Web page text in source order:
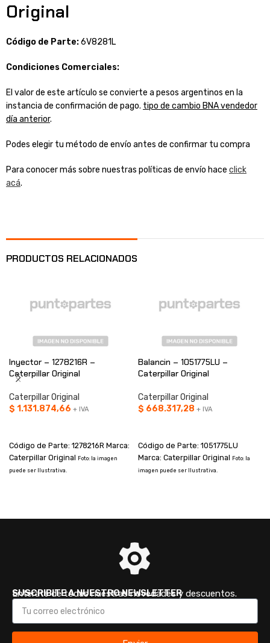
Original
Código de Parte:6V8281L
Condiciones Comerciales:
El valor de este artículo se convierte a pesos argentinos en la
instancia de confirmación de pago. tipo de cambio BNA vendedor
día anterior.
Podes elegir tu método de envío antes de confirmar tu compra
Para conocer más sobre nuestras políticas de envío hace click
acá.
PRODUCTOS RELACIONADOS
Inyector – 1278216R –
Caterpillar Original
Caterpillar Original
$ 1.131.874,66 + IVA
Código de Parte: 1278216R Marca:
Caterpillar Original Foto: la imagen
puede ser Ilustrativa.
Balancin – 1051775LU –
Caterpillar Original
Caterpillar Original
$ 668.317,28 + IVA
Código de Parte: 1051775LU
Marca: Caterpillar Original Foto: la
imagen puede ser Ilustrativa.
SUSCRIBITE A NUESTRO NEWSLETTER
Enterate de todas nuestras novedades y descuentos.